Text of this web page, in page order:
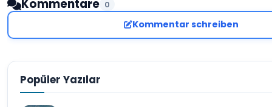
Kommentare 0
Kommentar schreiben
Popüler Yazılar